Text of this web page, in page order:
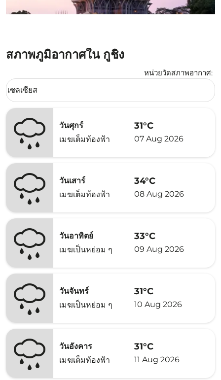
สภาพภูมิอากาศใน กูชิง
หน่วยวัดสภาพอากาศ:
Weather unit option เซลเซียส Selected
เซลเซียส
keyboard_arrow_down
วันศุกร์
เมฆเต็มท้องฟ้า
31°C
07 Aug 2026
วันเสาร์
เมฆเต็มท้องฟ้า
34°C
08 Aug 2026
วันอาทิตย์
เมฆเป็นหย่อม ๆ
33°C
09 Aug 2026
วันจันทร์
เมฆเป็นหย่อม ๆ
31°C
10 Aug 2026
วันอังคาร
เมฆเต็มท้องฟ้า
31°C
11 Aug 2026